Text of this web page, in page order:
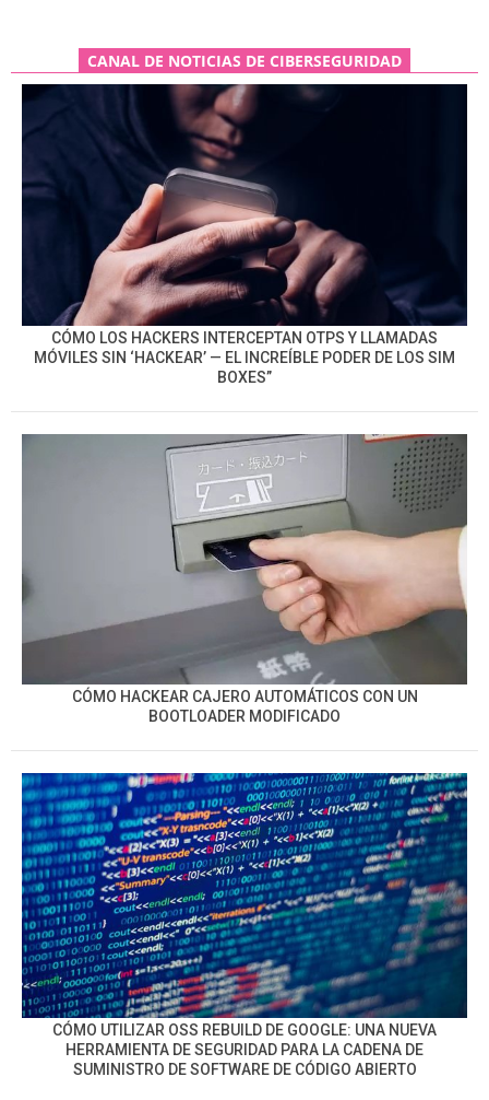
CANAL DE NOTICIAS DE CIBERSEGURIDAD
CÓMO LOS HACKERS INTERCEPTAN OTPS Y LLAMADAS
MÓVILES SIN ‘HACKEAR’ — EL INCREÍBLE PODER DE LOS SIM
BOXES”
CÓMO HACKEAR CAJERO AUTOMÁTICOS CON UN
BOOTLOADER MODIFICADO
CÓMO UTILIZAR OSS REBUILD DE GOOGLE: UNA NUEVA
HERRAMIENTA DE SEGURIDAD PARA LA CADENA DE
SUMINISTRO DE SOFTWARE DE CÓDIGO ABIERTO